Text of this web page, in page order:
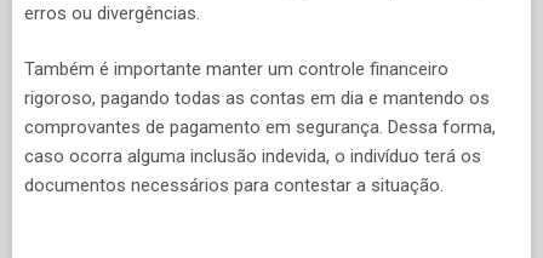
erros ou divergências.
Também é importante manter um controle financeiro
rigoroso, pagando todas as contas em dia e mantendo os
comprovantes de pagamento em segurança. Dessa forma,
caso ocorra alguma inclusão indevida, o indivíduo terá os
documentos necessários para contestar a situação.